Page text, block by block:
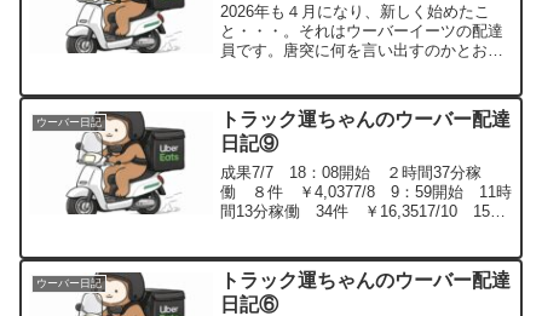
2026年も４月になり、新しく始めたこ
と・・・。それはウーバーイーツの配達
員です。唐突に何を言い出すのかとお思
記録を残していこうと思いました。この
サイトとは直接関係のない...
ウーバー日記
トラック運ちゃんのウーバー配達
日記⑨
成果7/7 18：08開始 ２時間37分稼
働 ８件 ￥4,0377/8 9：59開始 11時
間13分稼働 34件 ￥16,3517/10 15：
稼働 20...
ウーバー日記
トラック運ちゃんのウーバー配達
日記⑥